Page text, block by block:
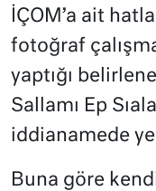
İÇOM’a ait
fotoğraf
yaptığı
Sallamı Ep
iddianamede
Buna göre